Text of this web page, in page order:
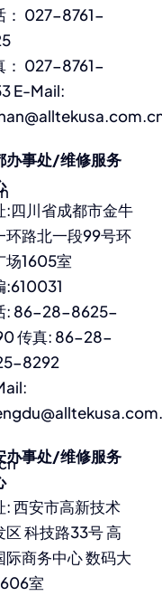
： 027-8761-
： 027-8761-
E-Mail:
办事处/维修服务
:四川省成都市金牛
环路北一段99号环
场1605室
:610031
: 86-28-8625-
传真: 86-28-
8292
办事处/维修服务
: 西安市高新技术
区 科技路33号 高
际商务中心 数码大
室